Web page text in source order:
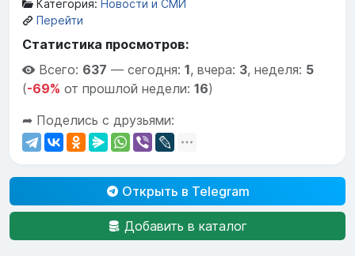
Категория: Новости и СМИ
Перейти
Статистика просмотров:
Всего: 637 — сегодня: 1, вчера: 3, неделя: 5
(-69% от прошлой недели: 16)
➦ Поделись с друзьями:
Открыть в Telegram
Добавить в каталог